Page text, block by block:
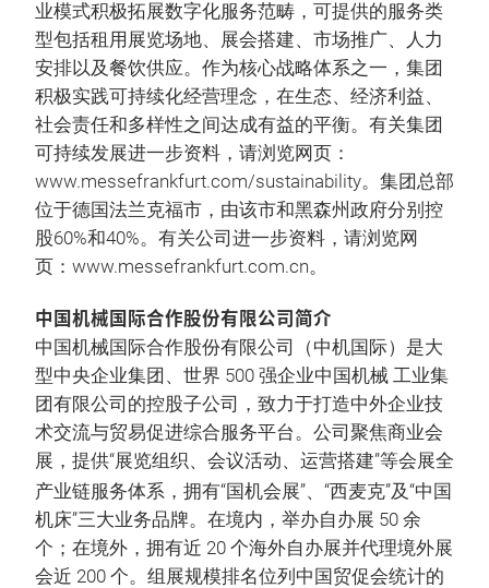
业模式积极拓展数字化服务范畴，可提供的服务类
型包括租用展览场地、展会搭建、市场推广、人力
安排以及餐饮供应。作为核心战略体系之一，集团
积极实践可持续化经营理念，在生态、经济利益、
社会责任和多样性之间达成有益的平衡。有关集团
可持续发展进一步资料，请浏览网页：
www.messefrankfurt.com/sustainability。集团总部
位于德国法兰克福市，由该市和黑森州政府分别控
股60%和40%。有关公司进一步资料，请浏览网
页：www.messefrankfurt.com.cn。
中国机械国际合作股份有限公司简介
中国机械国际合作股份有限公司（中机国际）是大
型中央企业集团、世界 500 强企业中国机械 工业集
团有限公司的控股子公司，致力于打造中外企业技
术交流与贸易促进综合服务平台。公司聚焦商业会
展，提供“展览组织、会议活动、运营搭建”等会展全
产业链服务体系，拥有“国机会展”、“西麦克”及“中国
机床”三大业务品牌。在境内，举办自办展 50 余
个；在境外，拥有近 20 个海外自办展并代理境外展
会近 200 个。组展规模排名位列中国贸促会统计的